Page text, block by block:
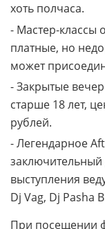
хоть полчаса.
- Мастер-классы
платные, но
может
- Закрытые
старше 18 лет,
рублей.
- Легендарное
заключительный
выступления
Dj Vag, Dj Pasha
При посещении